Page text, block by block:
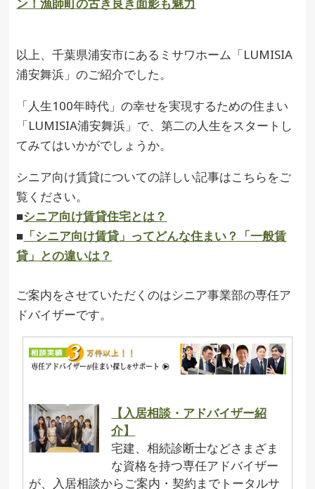
ン！漁師町の古き良き面影も魅力
以上、千葉県浦安市にあるミサワホーム「LUMISIA
浦安舞浜」のご紹介でした。
「人生100年時代」の幸せを実現するための住まい
「LUMISIA浦安舞浜」で、第二の人生をスタートし
てみてはいかがでしょうか。
シニア向け賃貸についての詳しい記事はこちらをご
覧ください。
■シニア向け賃貸住宅とは？
■ 「シニア向け賃貸」ってどんな住まい？「一般賃
貸」との違いは？
ご案内をさせていただくのはシニア事業部の専任ア
ドバイザーです。
【入居相談・アドバイザー紹
介】
宅建、相続診断士などさまざま
な資格を持つ専任アドバイザー
が、入居相談からご案内・契約までトータルサ